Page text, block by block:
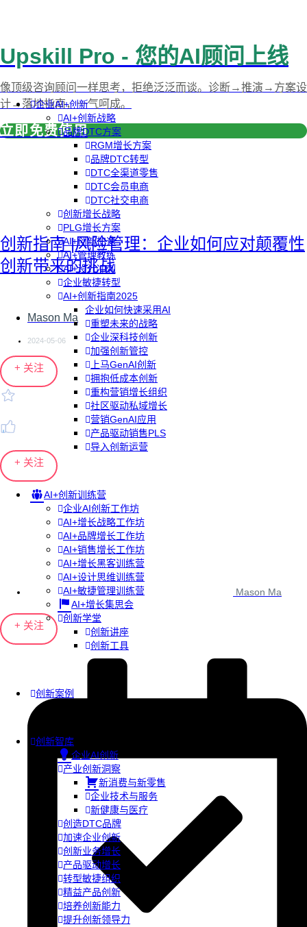
企业AI+创新
AI+创新战略
品牌DTC方案
RGM增长方案
品牌DTC转型
DTC全渠道零售
DTC会员电商
DTC社交电商
创新增长战略
PLG增长方案
AI+创新加速
AI+管理教练
AI+设计冲刺
企业敏捷转型
AI+创新指南2025
企业如何快速采用AI
重塑未来的战略
企业深科技创新
加强创新管控
上马GenAI创新
拥抱低成本创新
重构营销增长组织
社区驱动私域增长
营销GenAI应用
产品驱动销售PLS
导入创新运营
AI+创新训练营
企业AI创新工作坊
AI+增长战略工作坊
AI+品牌增长工作坊
AI+销售增长工作坊
AI+增长黑客训练营
AI+设计思维训练营
AI+敏捷管理训练营
AI+增长集思会
创新学堂
创新讲座
创新工具
创新案例
创新智库
企业AI创新
产业创新洞察
新消费与新零售
企业技术与服务
新健康与医疗
创造DTC品牌
加速企业创新
创新业务增长
产品驱动增长
转型敏捷组织
精益产品创新
培养创新能力
提升创新领导力
Upskill Pro - 您的AI顾问上线
像顶级咨询顾问一样思考，拒绝泛泛而谈。诊断→推演→方案设
计→落地指南，一气呵成。
立即免费使用
创新指南 |风险管理：企业如何应对颠覆性
创新带来的挑战
Mason Ma
2024-05-06
+ 关注
+ 关注
Mason Ma
+ 关注